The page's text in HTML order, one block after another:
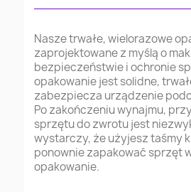
Nasze trwałe, wielorazowe
zaprojektowane z myślą o
bezpieczeństwie i ochronie
opakowanie jest solidne,
zabezpiecza urządzenie
Po zakończeniu wynajmu,
sprzętu do zwrotu jest
wystarczy, że użyjesz taśmy
ponownie zapakować sprzęt
opakowanie.